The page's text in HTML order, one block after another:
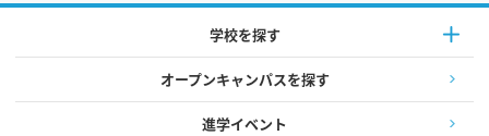
学校を探す
オープンキャンパスを探す
進学イベント